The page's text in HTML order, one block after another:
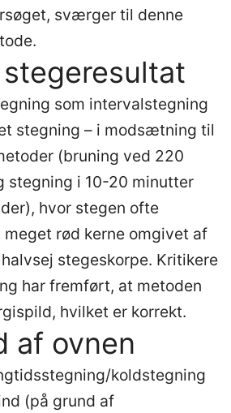
sværger til denne
som intervalstegning
stegning – i modsætning til
(bruning ved 220
i 10-20 minutter
hvor stegen ofte
rød kerne omgivet af
stegeskorpe. Kritikere
har fremført, at metoden
hvilket er korrekt.
af ovnen
koldstegning
(på grund af